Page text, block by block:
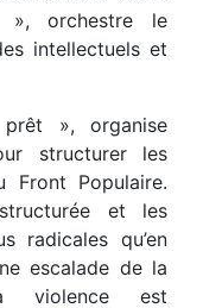
orchestre le
intellectuels et
», organise
structurer les
Front Populaire.
et les
radicales qu’en
escalade de la
violence est